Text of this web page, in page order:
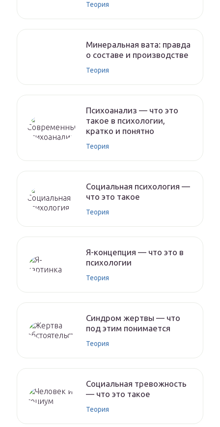
Теория
Минеральная вата: правда
о составе и производстве
Теория
Психоанализ — что это
такое в психологии,
кратко и понятно
Теория
Социальная психология —
что это такое
Теория
Я-концепция — что это в
психологии
Теория
Синдром жертвы — что
под этим понимается
Теория
Социальная тревожность
— что это такое
Теория